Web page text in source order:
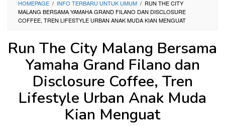
HOMEPAGE / INFO TERBARU UNTUK UMUM / RUN THE CITY
MALANG BERSAMA YAMAHA GRAND FILANO DAN DISCLOSURE
COFFEE, TREN LIFESTYLE URBAN ANAK MUDA KIAN MENGUAT
Run The City Malang Bersama
Yamaha Grand Filano dan
Disclosure Coffee, Tren
Lifestyle Urban Anak Muda
Kian Menguat